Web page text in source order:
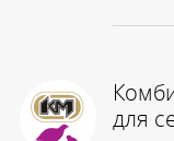
для